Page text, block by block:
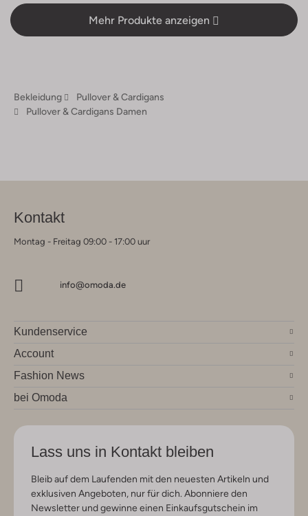
Mehr Produkte anzeigen
Bekleidung
Pullover & Cardigans
Pullover & Cardigans Damen
Kontakt
Montag - Freitag 09:00 - 17:00 uur
info@omoda.de
Kundenservice
Account
Fashion News
bei Omoda
Lass uns in Kontakt bleiben
Bleib auf dem Laufenden mit den neuesten Artikeln und
exklusiven Angeboten, nur für dich. Abonniere den
Newsletter und gewinne einen Einkaufsgutschein im